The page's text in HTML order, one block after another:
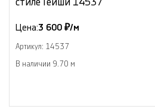
стиле Гейши 14537
Цена:3 600 ₽/м
Артикул: 14537
В наличии 9.70 м